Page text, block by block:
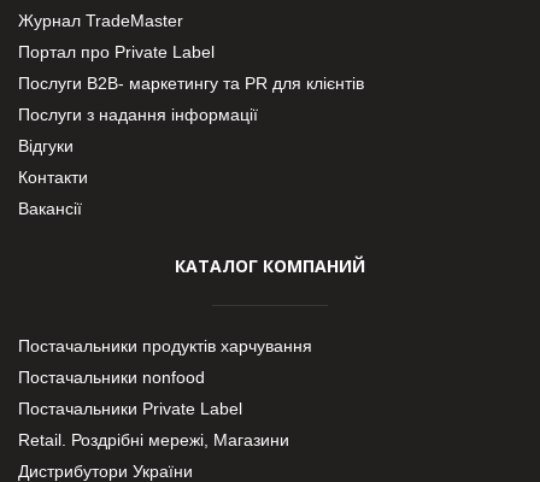
Журнал TradeMaster
Портал про Private Label
Послуги В2В- маркетингу та PR для клієнтів
Послуги з надання інформації
Відгуки
Контакти
Вакансії
КАТАЛОГ КОМПАНИЙ
Постачальники продуктів харчування
Постачальники nonfood
Постачальники Private Label
Retail. Роздрібні мережі, Магазини
Дистрибутори України